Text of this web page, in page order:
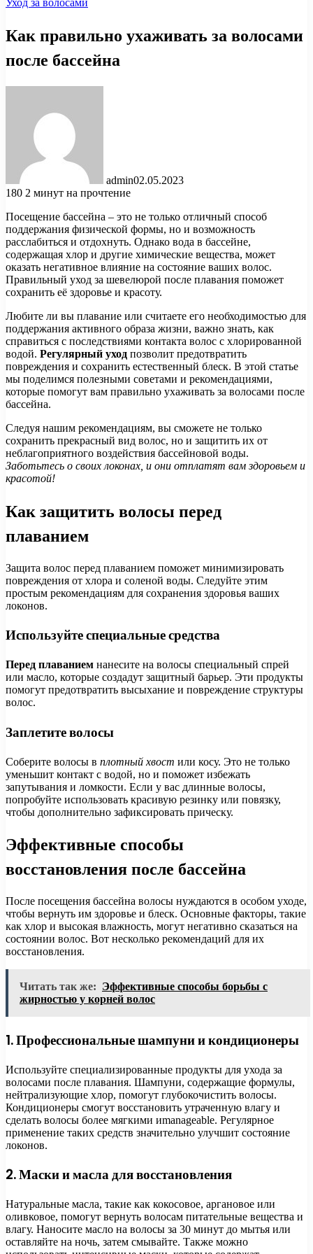
Уход за волосами
Как правильно ухаживать за волосами
после бассейна
admin02.05.2023
180 2 минут на прочтение
Посещение бассейна – это не только отличный способ
поддержания физической формы, но и возможность
расслабиться и отдохнуть. Однако вода в бассейне,
содержащая хлор и другие химические вещества, может
оказать негативное влияние на состояние ваших волос.
Правильный уход за шевелюрой после плавания поможет
сохранить её здоровье и красоту.
Любите ли вы плавание или считаете его необходимостью для
поддержания активного образа жизни, важно знать, как
справиться с последствиями контакта волос с хлорированной
водой. Регулярный уход позволит предотвратить
повреждения и сохранить естественный блеск. В этой статье
мы поделимся полезными советами и рекомендациями,
которые помогут вам правильно ухаживать за волосами после
бассейна.
Следуя нашим рекомендациям, вы сможете не только
сохранить прекрасный вид волос, но и защитить их от
неблагоприятного воздействия бассейновой воды.
Заботьтесь о своих локонах, и они отплатят вам здоровьем и
красотой!
Как защитить волосы перед
плаванием
Защита волос перед плаванием поможет минимизировать
повреждения от хлора и соленой воды. Следуйте этим
простым рекомендациям для сохранения здоровья ваших
локонов.
Используйте специальные средства
Перед плаванием нанесите на волосы специальный спрей
или масло, которые создадут защитный барьер. Эти продукты
помогут предотвратить высыхание и повреждение структуры
волос.
Заплетите волосы
Соберите волосы в плотный хвост или косу. Это не только
уменьшит контакт с водой, но и поможет избежать
запутывания и ломкости. Если у вас длинные волосы,
попробуйте использовать красивую резинку или повязку,
чтобы дополнительно зафиксировать прическу.
Эффективные способы
восстановления после бассейна
После посещения бассейна волосы нуждаются в особом уходе,
чтобы вернуть им здоровье и блеск. Основные факторы, такие
как хлор и высокая влажность, могут негативно сказаться на
состоянии волос. Вот несколько рекомендаций для их
восстановления.
Читать так же: Эффективные способы борьбы с
жирностью у корней волос
1. Профессиональные шампуни и кондиционеры
Используйте специализированные продукты для ухода за
волосами после плавания. Шампуни, содержащие формулы,
нейтрализующие хлор, помогут глубокочистить волосы.
Кондиционеры смогут восстановить утраченную влагу и
сделать волосы более мягкими иmanageable. Регулярное
применение таких средств значительно улучшит состояние
локонов.
2. Маски и масла для восстановления
Натуральные масла, такие как кокосовое, аргановое или
оливковое, помогут вернуть волосам питательные вещества и
влагу. Наносите масло на волосы за 30 минут до мытья или
оставляйте на ночь, затем смывайте. Также можно